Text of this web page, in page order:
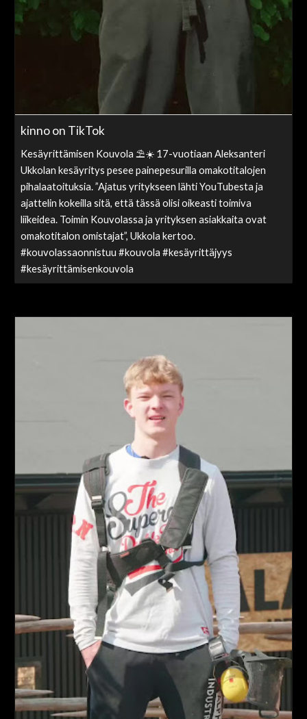
kinno on TikTok
Kesäyrittämisen Kouvola ⛱️☀️ 17-vuotiaan Aleksanteri
Ukkolan kesäyritys pesee painepesurilla omakotitalojen
pihalaatoituksia. ”Ajatus yritykseen lähti YouTubesta ja
ajattelin kokeilla sitä, että tässä olisi oikeasti toimiva
liikeidea. Toimin Kouvolassa ja yrityksen asiakkaita ovat
omakotitalon omistajat”, Ukkola kertoo.
#kouvolassaonnistuu #kouvola #kesäyrittäjyys
#kesäyrittämisenkouvola